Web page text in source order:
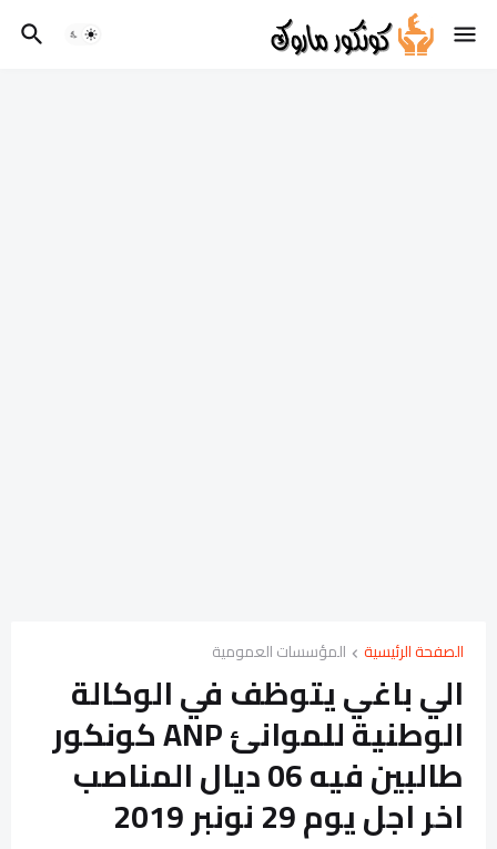
الصفحة الرئيسية المؤسسات العمومية
الي باغي يتوظف في الوكالة
الوطنية للموانئ ANP كونكور
طالبين فيه 06 ديال المناصب
اخر اجل يوم 29 نونبر 2019